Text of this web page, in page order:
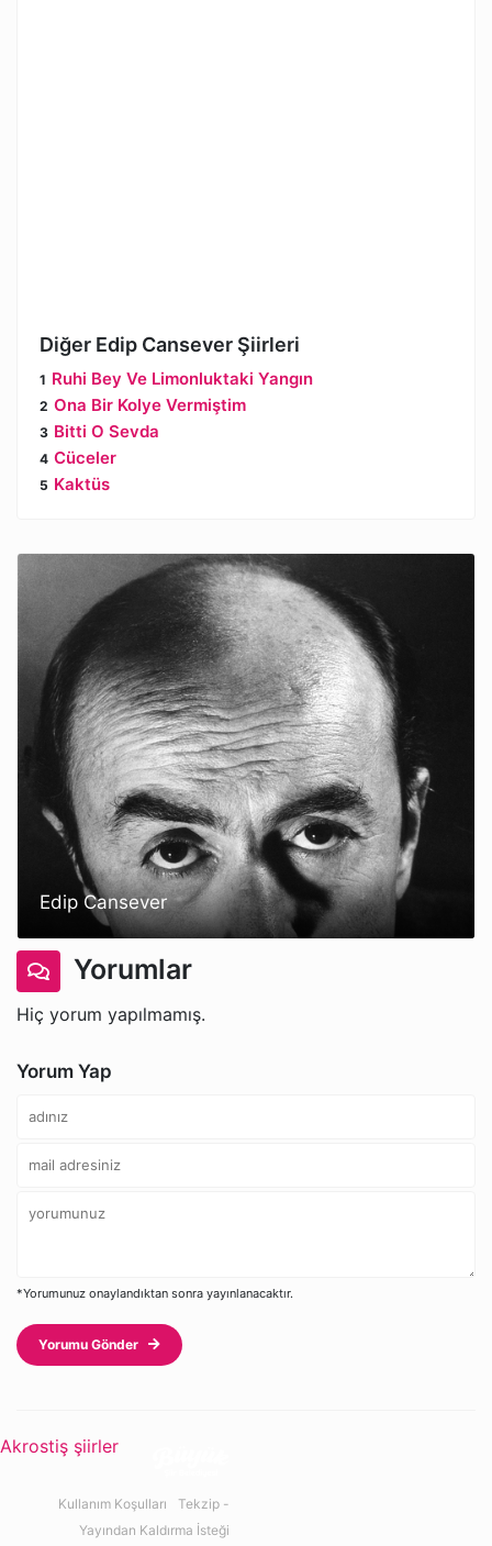
Diğer Edip Cansever Şiirleri
Ruhi Bey Ve Limonluktaki Yangın
Ona Bir Kolye Vermiştim
Bitti O Sevda
Cüceler
Kaktüs
Edip Cansever
Yorumlar
Hiç yorum yapılmamış.
Yorum Yap
*Yorumunuz onaylandıktan sonra yayınlanacaktır.
Yorumu Gönder
Akrostiş şiirler
Kullanım Koşulları
Tekzip -
Yayından Kaldırma İsteği